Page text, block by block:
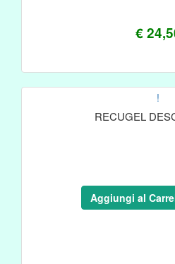
€
!
RECUGEL
Aggiungi al